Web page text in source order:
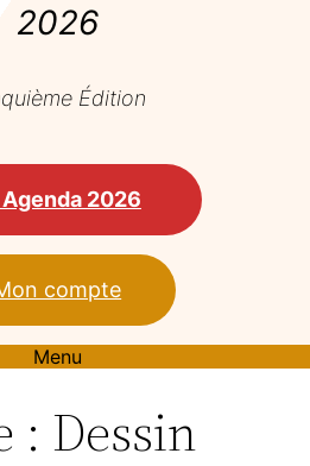
2026
Édition
Agenda 2026
compte
Menu
: Dessin